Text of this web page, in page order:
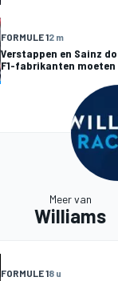
FORMULE 12 m
Verstappen en Sainz
F1-fabrikanten
Meer van
Williams
FORMULE 18 u